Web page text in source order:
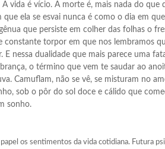
vida é vício. A morte é, mais nada do que
ela se esvai nunca é como o dia em
que persiste em colher das folhas o
torpor em que nos lembramos
nessa dualidade que mais parece uma
o término que vem te saudar ao
Camuflam, não se vê, se misturam no
sob o pôr do sol doce e cálido que
sonho.
os sentimentos da vida cotidiana. Futura